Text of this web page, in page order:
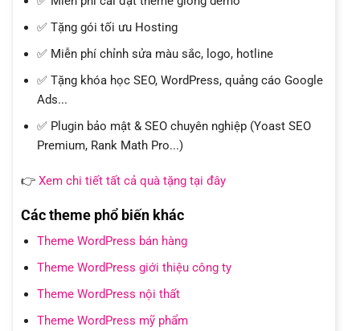
✅ Tặng gói tối ưu Hosting
✅ Miễn phí chỉnh sửa màu sắc, logo, hotline
✅ Tặng khóa học SEO, WordPress, quảng cáo Google
Ads...
✅ Plugin bảo mật & SEO chuyên nghiệp (Yoast SEO
Premium, Rank Math Pro...)
👉 Xem chi tiết tất cả quà tặng tại đây
Các theme phổ biến khác
Theme WordPress bán hàng
Theme WordPress giới thiệu công ty
Theme WordPress nội thất
Theme WordPress mỹ phẩm